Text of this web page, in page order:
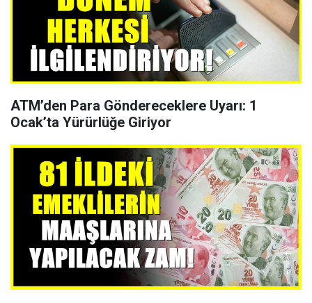
ATM’den Para Göndereceklere Uyarı: 1
Ocak’ta Yürürlüğe Giriyor